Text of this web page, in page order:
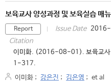
보육교사 양성과정 및 보육실습 매
Report Issue Date
Citation
이미화. (2016-08-01). 보육교사
1-317.
이미화 ; 강은진 ; 김은영 ; et al